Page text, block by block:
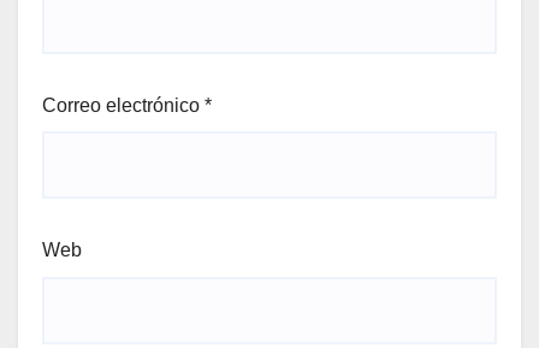
Correo electrónico *
Web